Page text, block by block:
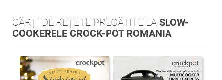
CĂRȚI DE REȚETE PREGĂTITE LASLOW-
COOKERELE CROCK-POT ROMANIA